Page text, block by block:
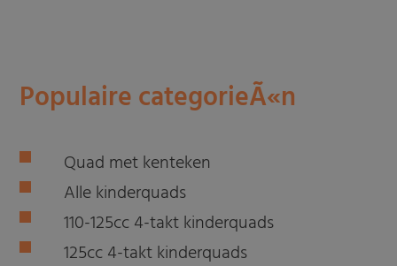
Populaire categorieÃ«n
Quad met kenteken
Alle kinderquads
110-125cc 4-takt kinderquads
125cc 4-takt kinderquads